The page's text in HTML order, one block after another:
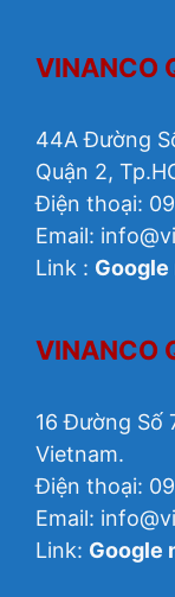
VINANCO
44A Đường
Quận 2,
Điện thoại:
Email:
Link : Google
VINANCO
16 Đường Số
Vietnam.
Điện thoại:
Email:
Link: Google